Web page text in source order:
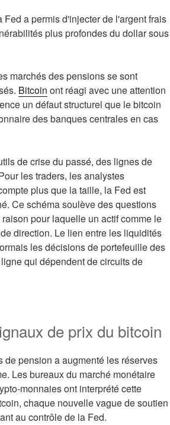
a permis d'injecter de l'argent frais
plus profondes du dollar sous
marchés des pensions se sont
Bitcoin ont réagi avec une attention
un défaut structurel que le bitcoin
des banques centrales en cas
de crise du passé, des lignes de
les traders, les analystes
plus que la taille, la Fed est
Ce schéma soulève des questions
pour laquelle un actif comme le
direction. Le lien entre les liquidités
les décisions de portefeuille des
qui dépendent de circuits de
de prix du bitcoin
pension a augmenté les réserves
Les bureaux du marché monétaire
monnaies ont interprété cette
chaque nouvelle vague de soutien
au contrôle de la Fed.